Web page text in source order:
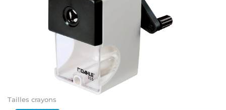
Tailles crayons